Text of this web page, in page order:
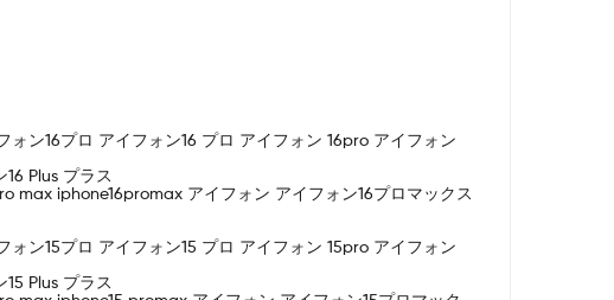
ォン16プロ アイフォン16 プロ アイフォン 16pro アイフォン
Plus プラス
max iphone16promax アイフォン アイフォン16プロマックス
ォン15プロ アイフォン15 プロ アイフォン 15pro アイフォン
Plus プラス